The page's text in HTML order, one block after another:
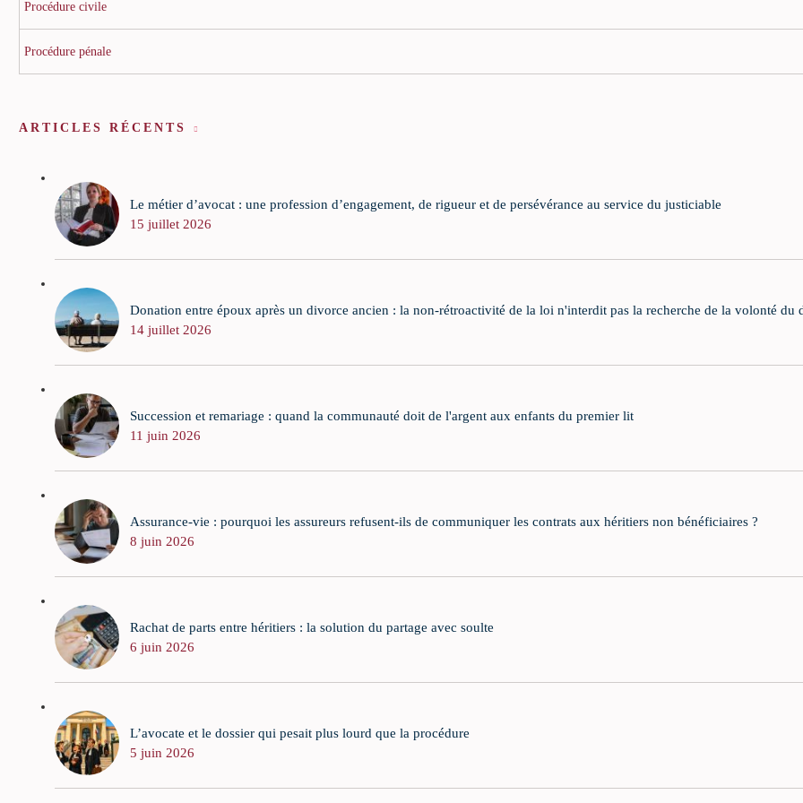
Procédure civile
Procédure pénale
ARTICLES RÉCENTS
Le métier d’avocat : une profession d’engagement, de rigueur et de persévérance au service du justiciable
15 juillet 2026
Donation entre époux après un divorce ancien : la non-rétroactivité de la loi n'interdit pas la recherche de la volonté du
14 juillet 2026
Succession et remariage : quand la communauté doit de l'argent aux enfants du premier lit
11 juin 2026
Assurance-vie : pourquoi les assureurs refusent-ils de communiquer les contrats aux héritiers non bénéficiaires ?
8 juin 2026
Rachat de parts entre héritiers : la solution du partage avec soulte
6 juin 2026
L’avocate et le dossier qui pesait plus lourd que la procédure
5 juin 2026